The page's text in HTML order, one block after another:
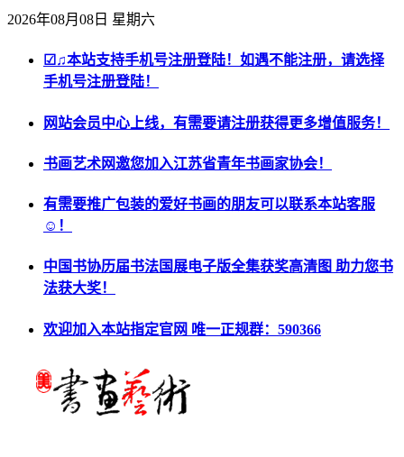
2026年08月08日 星期六
☑♫本站支持手机号注册登陆！如遇不能注册，请选择
手机号注册登陆！
网站会员中心上线，有需要请注册获得更多增值服务！
书画艺术网邀您加入江苏省青年书画家协会！
有需要推广包装的爱好书画的朋友可以联系本站客服
☺！
中国书协历届书法国展电子版全集获奖高清图 助力您书
法获大奖！
欢迎加入本站指定官网 唯一正规群：590366